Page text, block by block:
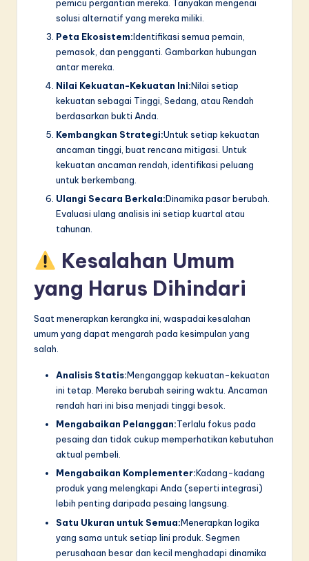
pemicu pergantian mereka. Tanyakan mengenai
solusi alternatif yang mereka miliki.
Peta Ekosistem:Identifikasi semua pemain,
pemasok, dan pengganti. Gambarkan hubungan
antar mereka.
Nilai Kekuatan-Kekuatan Ini:Nilai setiap
kekuatan sebagai Tinggi, Sedang, atau Rendah
berdasarkan bukti Anda.
Kembangkan Strategi:Untuk setiap kekuatan
ancaman tinggi, buat rencana mitigasi. Untuk
kekuatan ancaman rendah, identifikasi peluang
untuk berkembang.
Ulangi Secara Berkala:Dinamika pasar berubah.
Evaluasi ulang analisis ini setiap kuartal atau
tahunan.
Kesalahan Umum
yang Harus Dihindari
Saat menerapkan kerangka ini, waspadai kesalahan
umum yang dapat mengarah pada kesimpulan yang
salah.
Analisis Statis:Menganggap kekuatan-kekuatan
ini tetap. Mereka berubah seiring waktu. Ancaman
rendah hari ini bisa menjadi tinggi besok.
Mengabaikan Pelanggan:Terlalu fokus pada
pesaing dan tidak cukup memperhatikan kebutuhan
aktual pembeli.
Mengabaikan Komplementer:Kadang-kadang
produk yang melengkapi Anda (seperti integrasi)
lebih penting daripada pesaing langsung.
Satu Ukuran untuk Semua:Menerapkan logika
yang sama untuk setiap lini produk. Segmen
perusahaan besar dan kecil menghadapi dinamika